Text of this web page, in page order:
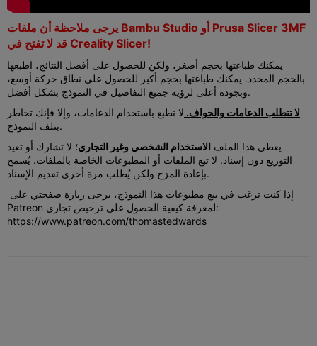
يرجى ملاحظة أن ملفات Bambu Studio أو Prusa Slicer 3MF
قد لا تفتح في Creality Slicer!
يمكنك طباعتها بحجم أصغر، ولكن للحصول على أفضل النتائج، اطبعها
بالحجم المحدد. يمكنك طباعتها بحجم أكبر للحصول على نطاق حركة أوسع،
وبجودة أعلى لرؤية جميع التفاصيل في النموذج بشكل أفضل.
لا تتطلب الدعامات والحواف. لا تطبع باستخدام الدعامات، وإلا فإنك تخاطر
بتلف النموذج.
يغطي هذا الملف الاستخدام الشخصي وغير التجاري؛ لا تشارك أو تعيد
التوزيع دون إسناد. لا تبع الملفات أو المطبوعات الخاصة بالملفات. يُسمح
بإعادة المزج ولكن يُطلب مرة أخرى تقديم الإسناد.
Patreon لمعرفة كيفية الحصول على ترخيص تجاري:
https://www.patreon.com/thomastedwards